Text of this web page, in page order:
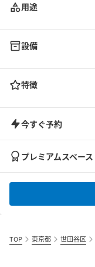
用途
設備
特徴
今すぐ予約
プレミアムスペース
TOP 東京都 世田谷区